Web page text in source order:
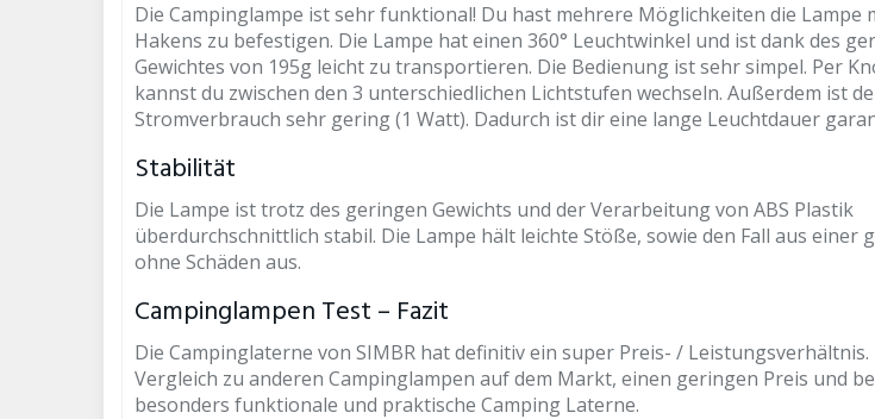
Die Campinglampe ist sehr funktional! Du hast mehrere Möglichkeiten die Lampe
Hakens zu befestigen. Die Lampe hat einen 360° Leuchtwinkel und ist dank des
Gewichtes von 195g leicht zu transportieren. Die Bedienung ist sehr simpel. Per
kannst du zwischen den 3 unterschiedlichen Lichtstufen wechseln. Außerdem ist
Stromverbrauch sehr gering (1 Watt). Dadurch ist dir eine lange Leuchtdauer
Stabilität
Die Lampe ist trotz des geringen Gewichts und der Verarbeitung von ABS Plastik
überdurchschnittlich stabil. Die Lampe hält leichte Stöße, sowie den Fall aus einer
ohne Schäden aus.
Campinglampen Test – Fazit
Die Campinglaterne von SIMBR hat definitiv ein super Preis- / Leistungsverhältnis.
Vergleich zu anderen Campinglampen auf dem Markt, einen geringen Preis und
besonders funktionale und praktische Camping Laterne.